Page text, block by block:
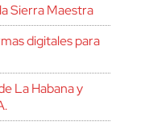
Sierra Maestra
digitales para
La Habana y